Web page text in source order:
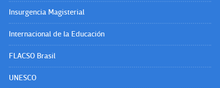
Insurgencia Magisterial
Internacional de la Educación
FLACSO Brasil
UNESCO